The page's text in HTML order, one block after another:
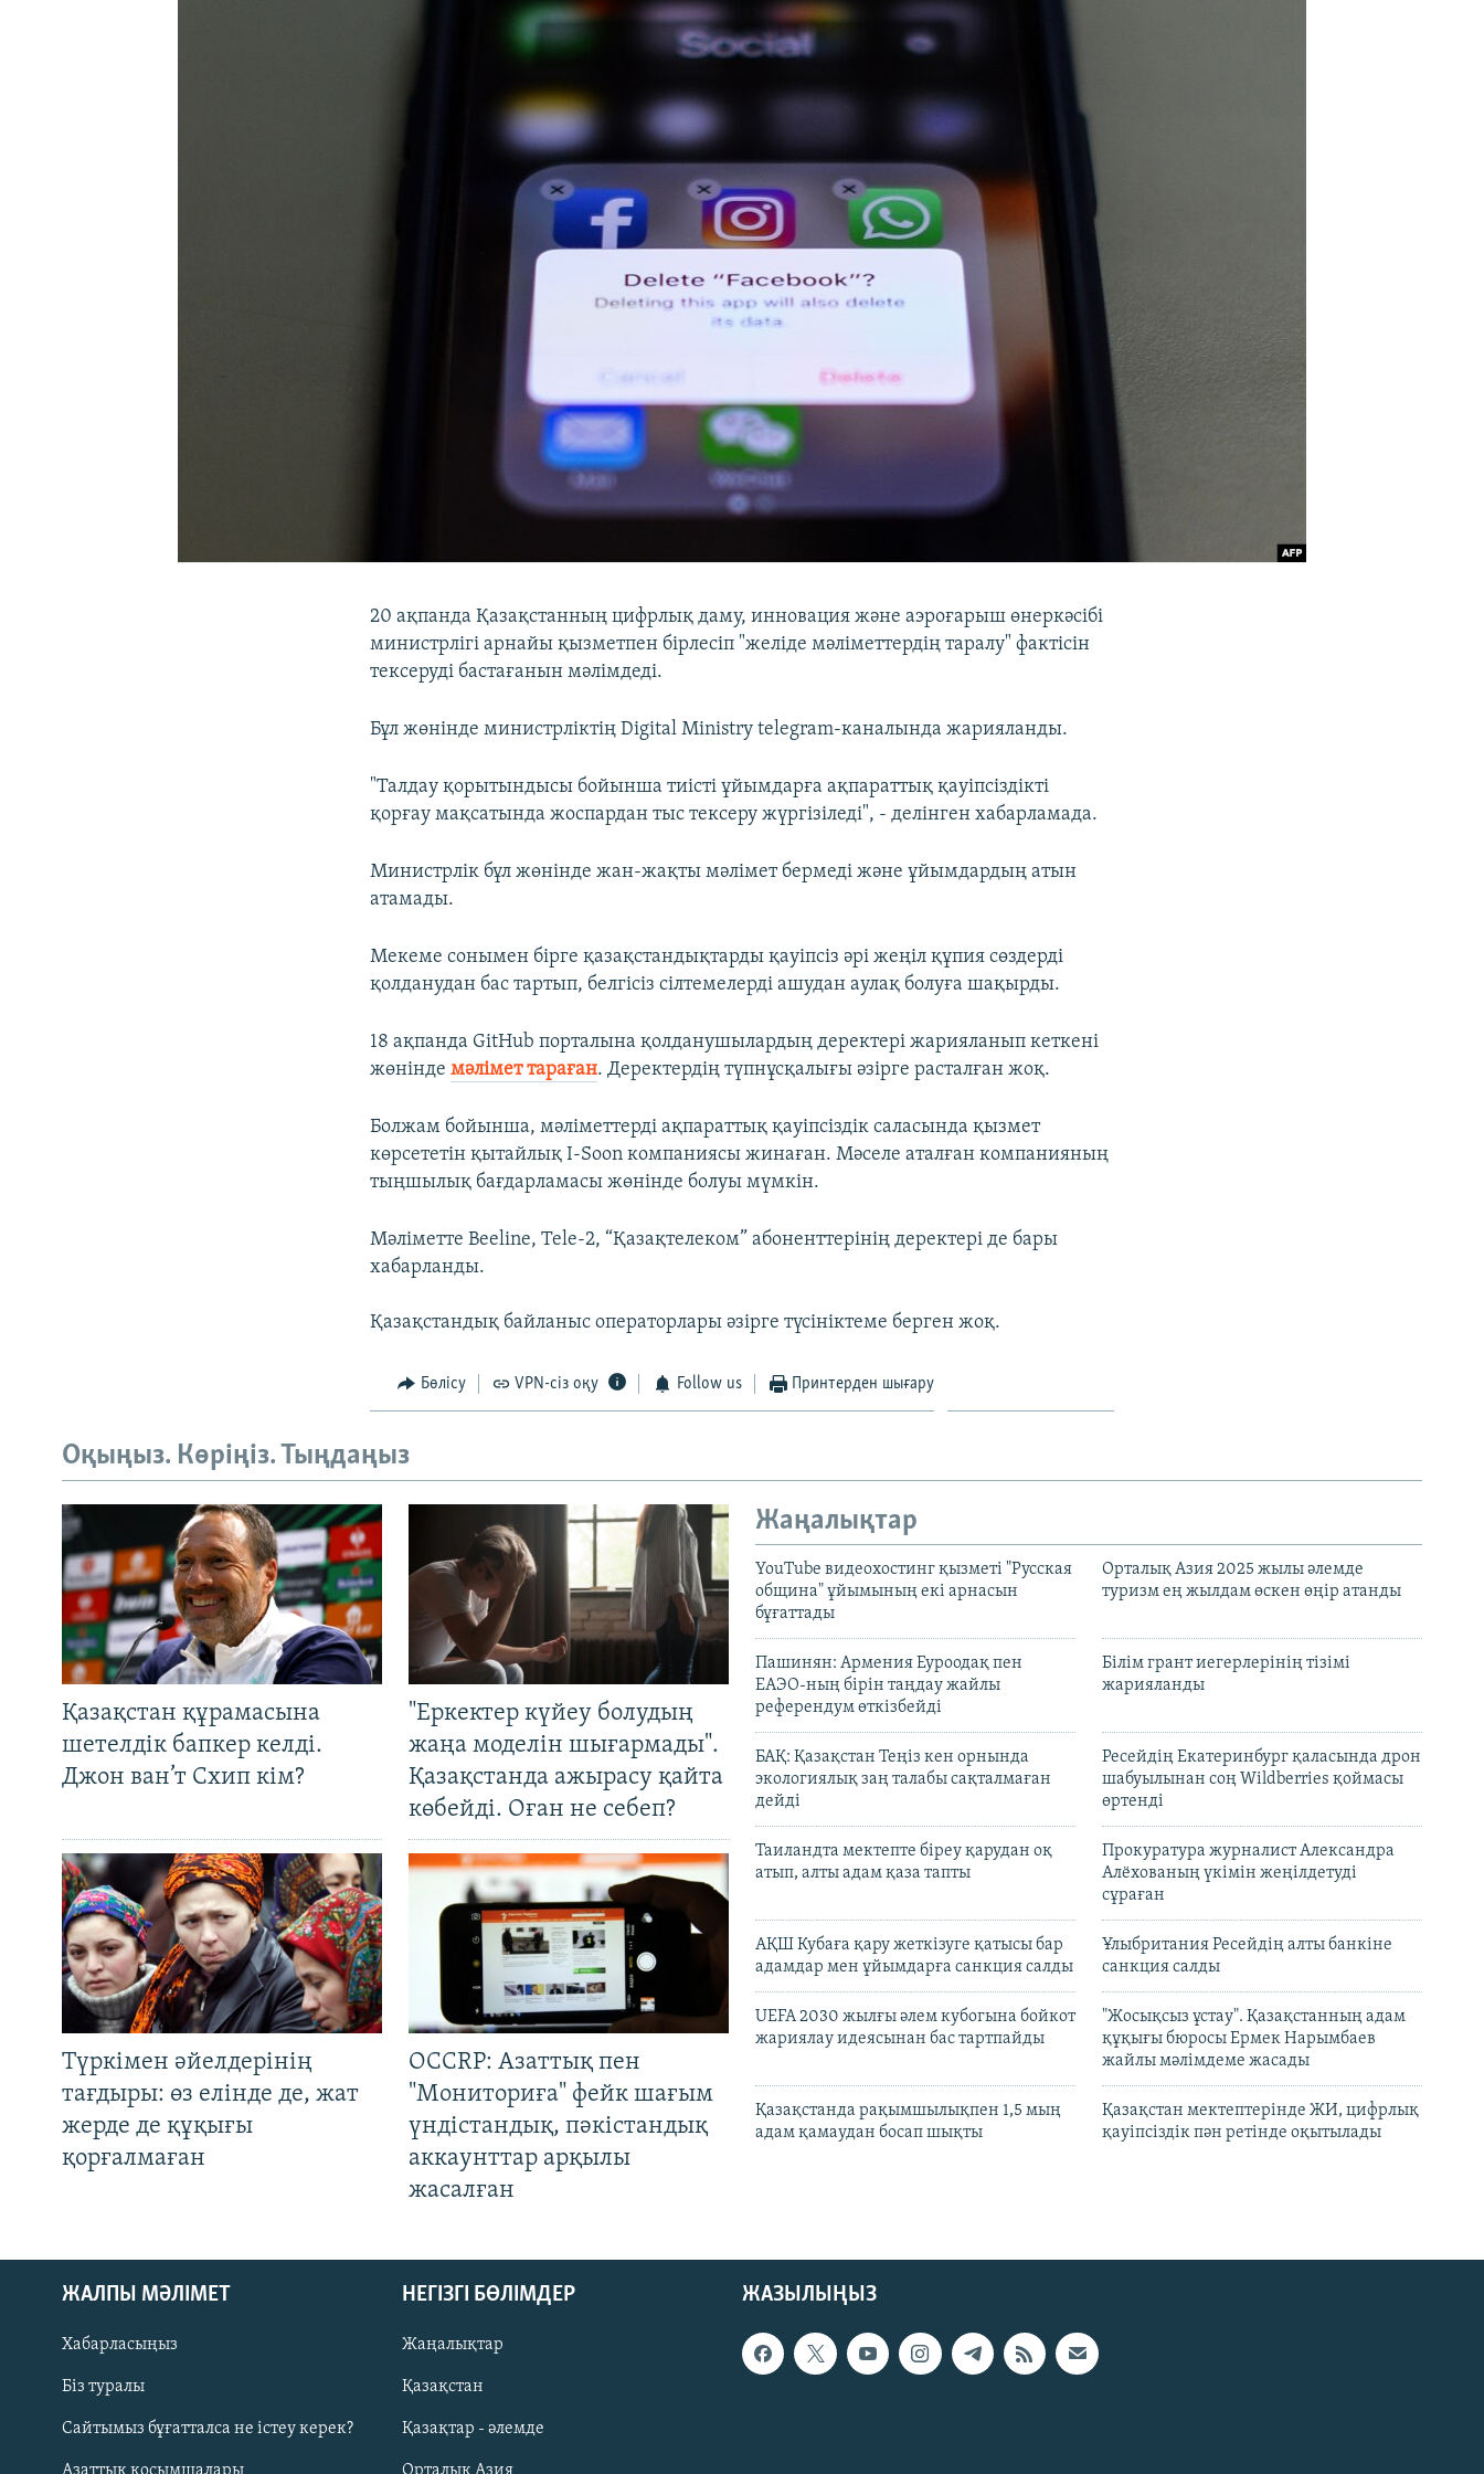
Русский
20 ақпанда Қазақстанның цифрлық даму, инновация және аэроғарыш өнеркәсібі
министрлігі арнайы қызметпен бірлесіп "желіде мәліметтердің таралу" фактісін
тексеруді бастағанын мәлімдеді.
Бұл жөнінде министрліктің Digital Ministry telegram-каналында жарияланды.
"Талдау қорытындысы бойынша тиісті ұйымдарға ақпараттық қауіпсіздікті
қорғау мақсатында жоспардан тыс тексеру жүргізіледі", - делінген хабарламада.
Министрлік бұл жөнінде жан-жақты мәлімет бермеді және ұйымдардың атын
атамады.
Мекеме сонымен бірге қазақстандықтарды қауіпсіз әрі жеңіл құпия сөздерді
қолданудан бас тартып, белгісіз сілтемелерді ашудан аулақ болуға шақырды.
18 ақпанда GitHub порталына қолданушылардың деректері жарияланып кеткені
жөніндемәлімет тараған. Деректердің түпнұсқалығы әзірге расталған жоқ.
Болжам бойынша, мәліметтерді ақпараттық қауіпсіздік саласында қызмет
көрсететін қытайлық I-Soon компаниясы жинаған. Мәселе аталған компанияның
тыңшылық бағдарламасы жөнінде болуы мүмкін.
Мәліметте Beeline, Tele-2, “Қазақтелеком” абоненттерінің деректері де бары
хабарланды.
Қазақстандық байланыс операторлары әзірге түсініктеме берген жоқ.
Бөлісу VPN-сіз оқу Follow us Принтерден шығару
Оқыңыз. Көріңіз. Тыңдаңыз
Қазақстан құрамасына
шетелдік бапкер келді.
Джон ван’т Схип кім?
"Еркектер күйеу болудың
жаңа моделін шығармады".
Қазақстанда ажырасу қайта
көбейді. Оған не себеп?
Түркімен әйелдерінің
тағдыры: өз елінде де, жат
жерде де құқығы
қорғалмаған
OCCRP: Азаттық пен
"Мониториға" фейк шағым
үндістандық, пәкістандық
аккаунттар арқылы
жасалған
Жаңалықтар
YouTube видеохостинг қызметі "Русская
община" ұйымының екі арнасын
бұғаттады
Орталық Азия 2025 жылы әлемде
туризм ең жылдам өскен өңір атанды
Пашинян: Армения Еуроодақ пен
ЕАЭО-ның бірін таңдау жайлы
референдум өткізбейді
Білім грант иегерлерінің тізімі
жарияланды
БАҚ: Қазақстан Теңіз кен орнында
экологиялық заң талабы сақталмаған
дейді
Ресейдің Екатеринбург қаласында дрон
шабуылынан соң Wildberries қоймасы
өртенді
Таиландта мектепте біреу қарудан оқ
атып, алты адам қаза тапты
Прокуратура журналист Александра
Алёхованың үкімін жеңілдетуді
сұраған
АҚШ Кубаға қару жеткізуге қатысы бар
адамдар мен ұйымдарға санкция салды
Ұлыбритания Ресейдің алты банкіне
санкция салды
UEFA 2030 жылғы әлем кубогына бойкот
жариялау идеясынан бас тартпайды
"Жосықсыз ұстау". Қазақстанның адам
құқығы бюросы Ермек Нарымбаев
жайлы мәлімдеме жасады
Қазақстанда рақымшылықпен 1,5 мың
адам қамаудан босап шықты
Қазақстан мектептерінде ЖИ, цифрлық
қауіпсіздік пән ретінде оқытылады
ЖАЗЫЛЫҢЫЗ
ЖАЛПЫ МӘЛІМЕТ
Хабарласыңыз
Біз туралы
Сайтымыз бұғатталса не істеу керек?
НЕГІЗГІ БӨЛІМДЕР
Жаңалықтар
Қазақстан
Қазақтар - әлемде